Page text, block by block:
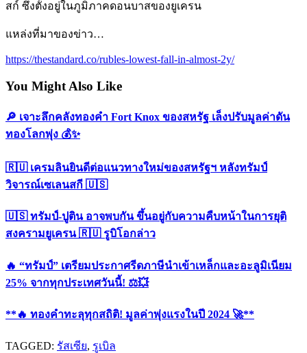
สก์ ซึ่งตั้งอยู่ในภูมิภาคดอนบาสของยูเครน
แหล่งที่มาของข่าว…
https://thestandard.co/rubles-lowest-fall-in-almost-2y/
You Might Also Like
🔎 เจาะลึกคลังทองคำ Fort Knox ของสหรัฐ เล็งปรับมูลค่าดัน
ทองโลกพุ่ง 💰✨
🇷🇺 เครมลินยินดีต่อแนวทางใหม่ของสหรัฐฯ หลังทรัมป์
วิจารณ์เซเลนสกี 🇺🇸
🇺🇸 ทรัมป์-ปูติน อาจพบกัน ขึ้นอยู่กับความคืบหน้าในการยุติ
สงครามยูเครน 🇷🇺 รูบิโอกล่าว
🔥 “ทรัมป์” เตรียมประกาศรีดภาษีนำเข้าเหล็กและอะลูมิเนียม
25% จากทุกประเทศวันนี้! ⚖️💥
**🔥 ทองคำทะลุทุกสถิติ! มูลค่าพุ่งแรงในปี 2024 🚀**
TAGGED: รัสเซีย, รูเบิล